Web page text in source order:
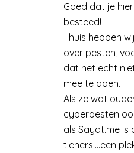
Goed dat je
besteed!
Thuis hebben
over pesten,
dat het echt
mee te doen.
Als ze wat
cyberpesten
als Sayat.me
tieners….een